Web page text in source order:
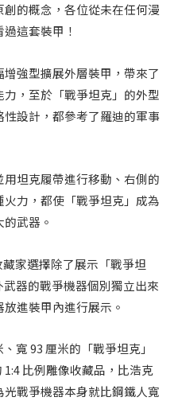
的概念，各位從未在任何漫
這套裝甲！
增強型擴展外層裝甲，帶來了
，至於「戰爭坦克」的外型
設計，都參考了羅迪的軍事
坦克履帶進行移動、右側的
力，都使「戰爭坦克」成為
武器。
家選擇除了展示「戰爭坦
器的戰爭機器個別獨立出來
進裝甲內進行展示。
寬 93 厘米的「戰爭坦克」
比例雕像收藏品，比浩克
戰爭機器本身就比鋼鐵人寬